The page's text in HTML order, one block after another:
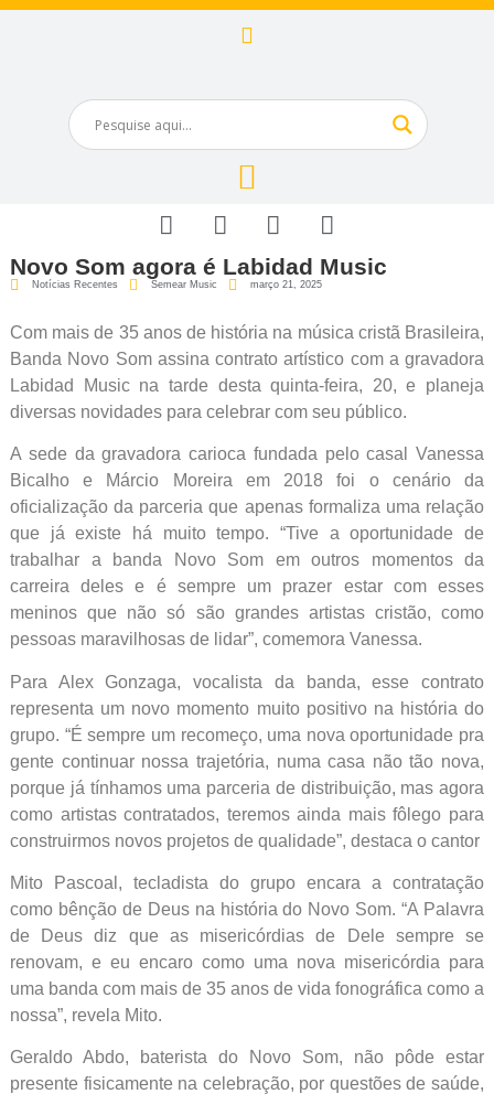
Novo Som agora é Labidad Music
Notícias Recentes Semear Music março 21, 2025
Com mais de 35 anos de história na música cristã Brasileira,
Banda Novo Som assina contrato artístico com a gravadora
Labidad Music na tarde desta quinta-feira, 20, e planeja
diversas novidades para celebrar com seu público.
A sede da gravadora carioca fundada pelo casal Vanessa
Bicalho e Márcio Moreira em 2018 foi o cenário da
oficialização da parceria que apenas formaliza uma relação
que já existe há muito tempo. “Tive a oportunidade de
trabalhar a banda Novo Som em outros momentos da
carreira deles e é sempre um prazer estar com esses
meninos que não só são grandes artistas cristão, como
pessoas maravilhosas de lidar”, comemora Vanessa.
Para Alex Gonzaga, vocalista da banda, esse contrato
representa um novo momento muito positivo na história do
grupo. “É sempre um recomeço, uma nova oportunidade pra
gente continuar nossa trajetória, numa casa não tão nova,
porque já tínhamos uma parceria de distribuição, mas agora
como artistas contratados, teremos ainda mais fôlego para
construirmos novos projetos de qualidade”, destaca o cantor
Mito Pascoal, tecladista do grupo encara a contratação
como bênção de Deus na história do Novo Som. “A Palavra
de Deus diz que as misericórdias de Dele sempre se
renovam, e eu encaro como uma nova misericórdia para
uma banda com mais de 35 anos de vida fonográfica como a
nossa”, revela Mito.
Geraldo Abdo, baterista do Novo Som, não pôde estar
presente fisicamente na celebração, por questões de saúde,